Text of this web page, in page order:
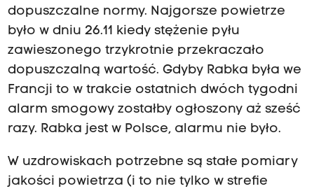
dopuszczalne normy. Najgorsze powietrze
było w dniu 26.11 kiedy stężenie pyłu
zawieszonego trzykrotnie przekraczało
dopuszczalną wartość. Gdyby Rabka była we
Francji to w trakcie ostatnich dwóch tygodni
alarm smogowy zostałby ogłoszony aż sześć
razy. Rabka jest w Polsce, alarmu nie było.
W uzdrowiskach potrzebne są stałe pomiary
jakości powietrza (i to nie tylko w strefie